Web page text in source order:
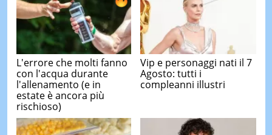
L'errore che molti fanno
con l'acqua durante
l'allenamento (e in
estate è ancora più
rischioso)
Vip e personaggi nati il 7
Agosto: tutti i
compleanni illustri